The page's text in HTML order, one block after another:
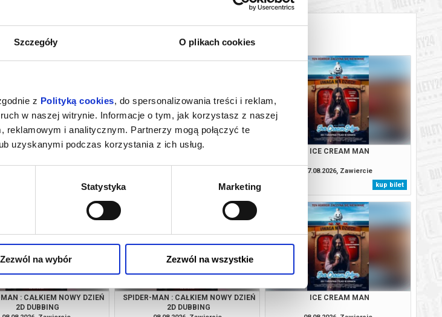
Szczegóły O plikach cookies
z Polityką cookies, do spersonalizowania treści i reklam,
w naszej witrynie. Informacje o tym, jak korzystasz z naszej
reklamowym i analitycznym. Partnerzy mogą połączyć te
uzyskanymi podczas korzystania z ich usług.
Statystyka Marketing
Zezwól na wybór Zezwól na wszystkie
MAN : CAŁKIEM NOWY DZIEŃ
kup bilet
SPIDER-MAN : CAŁKIEM NOWY DZIEŃ
kup bilet
ICE CREAM MAN
07.08.2026, Zawiercie
kup bilet
: CAŁKIEM NOWY DZIEŃ
2D DUBBING
SPIDER-MAN : CAŁKIEM NOWY DZIEŃ
2D DUBBING
ICE CREAM MAN